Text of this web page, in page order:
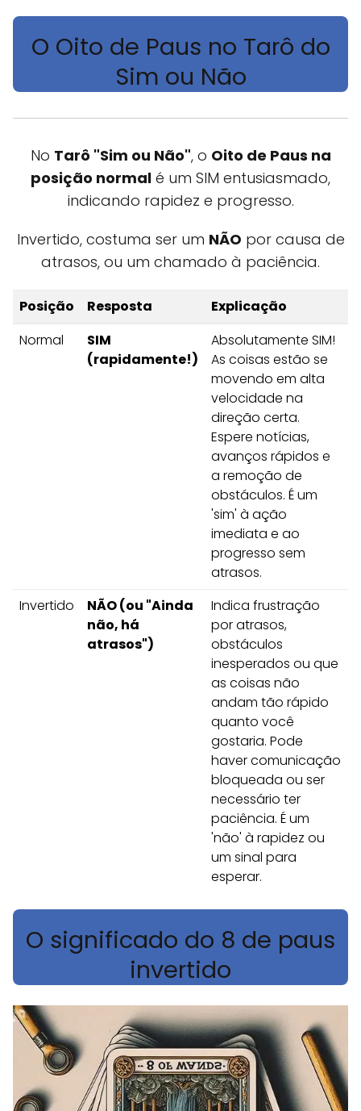
O Oito de Paus no Tarô do
Sim ou Não
No Tarô "Sim ou Não", o Oito de Paus na
posição normal é um SIM entusiasmado,
indicando rapidez e progresso.
Invertido, costuma ser um NÃO por causa de
atrasos, ou um chamado à paciência.
Posição Resposta
Explicação
Normal
SIM
(rapidamente!)
Absolutamente SIM!
As coisas estão se
movendo em alta
velocidade na
direção certa.
Espere notícias,
avanços rápidos e
a remoção de
obstáculos. É um
'sim' à ação
imediata e ao
progresso sem
atrasos.
Invertido
NÃO (ou "Ainda
não, há
atrasos")
Indica frustração
por atrasos,
obstáculos
inesperados ou que
as coisas não
andam tão rápido
quanto você
gostaria. Pode
haver comunicação
bloqueada ou ser
necessário ter
paciência. É um
'não' à rapidez ou
um sinal para
esperar.
O significado do 8 de paus
invertido